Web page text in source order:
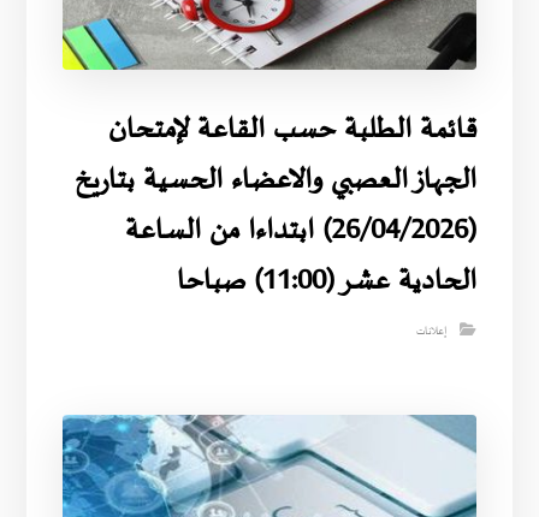
قائمة الطلبة حسب القاعة لإمتحان
الجهاز العصبي والاعضاء الحسية بتاريخ
(26/04/2026) ابتداءا من الساعة
الحادية عشر (11:00) صباحا
إعلانات